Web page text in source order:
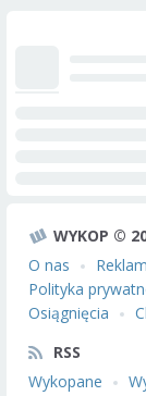
WYKOP ©
O nas
Polityka
Osiągnięcia
RSS
Wykopane